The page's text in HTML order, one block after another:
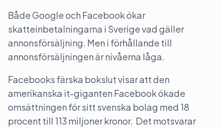
Både Google och Facebook ökar
skatteinbetalningarna i Sverige vad gäller
annonsförsäljning. Men i förhållande till
annonsförsäljningen är nivåerna låga.
Facebooks färska bokslut visar att den
amerikanska it-giganten Facebook ökade
omsättningen för sitt svenska bolag med 18
procent till 113 miljoner kronor. Det motsvarar